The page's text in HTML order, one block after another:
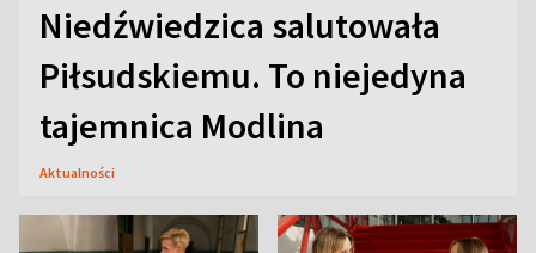
Niedźwiedzica salutowała
Piłsudskiemu. To niejedyna
tajemnica Modlina
Aktualności